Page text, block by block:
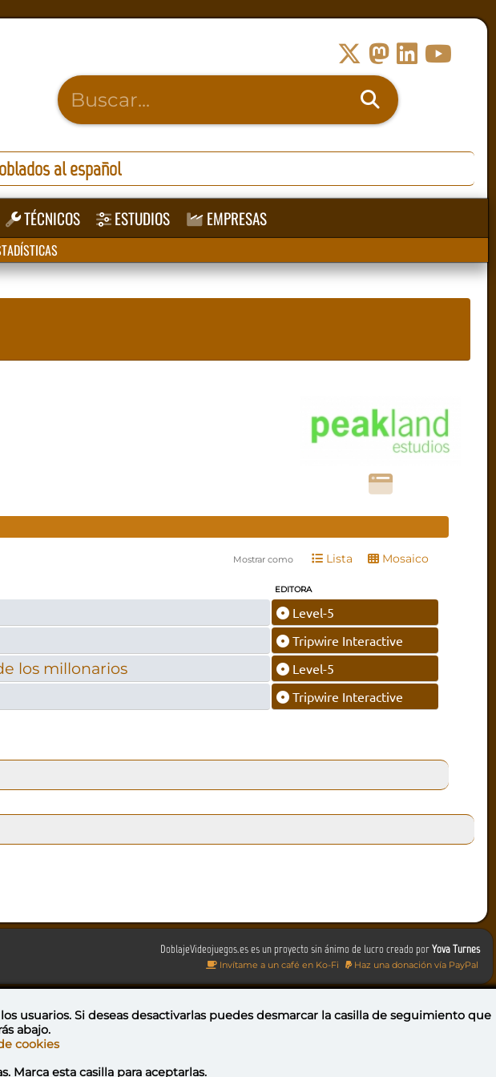
al español
TÉCNICOS ESTUDIOS EMPRESAS
Mostrar como Lista Mosaico
EDITORA
Level-5
Tripwire Interactive
los millonarios Level-5
Tripwire Interactive
DoblajeVideojuegos.es es un proyecto sin ánimo de lucro creado porYova Turnes
Invítame a un café en Ko-Fi Haz una donación vía PayPal
CompartirIgual 4.0 Internacional
usuarios. Si deseas desactivarlas puedesdesmarcar la casilla de seguimiento que
abajo.
cookies
Marca esta casilla para aceptarlas.